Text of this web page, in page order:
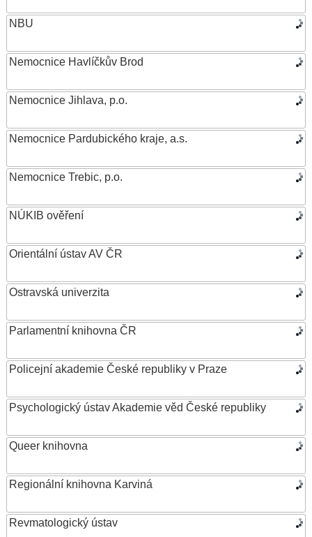
NBU
Nemocnice Havlíčkův Brod
Nemocnice Jihlava, p.o.
Nemocnice Pardubického kraje, a.s.
Nemocnice Trebic, p.o.
NÚKIB ověření
Orientální ústav AV ČR
Ostravská univerzita
Parlamentní knihovna ČR
Policejní akademie České republiky v Praze
Psychologický ústav Akademie věd České republiky
Queer knihovna
Regionální knihovna Karviná
Revmatologický ústav